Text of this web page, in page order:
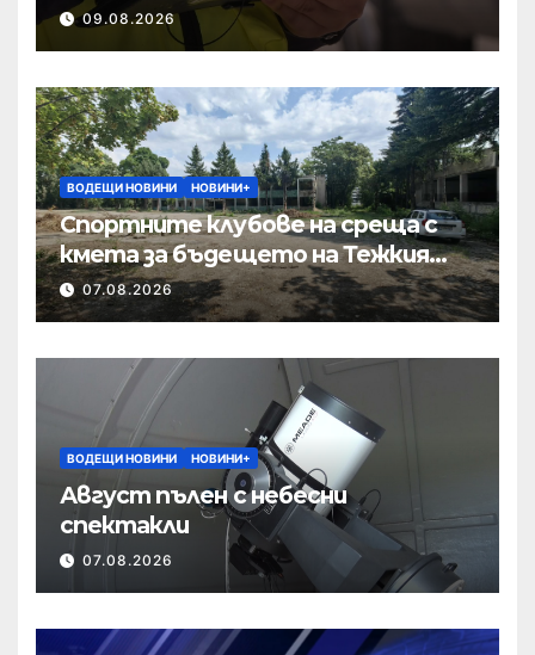
09.08.2026
ВОДЕЩИ НОВИНИ НОВИНИ+
Спортните клубове на среща с
кмета за бъдещето на Тежкия
полк
07.08.2026
ВОДЕЩИ НОВИНИ НОВИНИ+
Август пълен с небесни
спектакли
07.08.2026